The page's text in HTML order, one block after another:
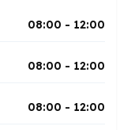
08:00 - 12:00
08:00 - 12:00
08:00 - 12:00